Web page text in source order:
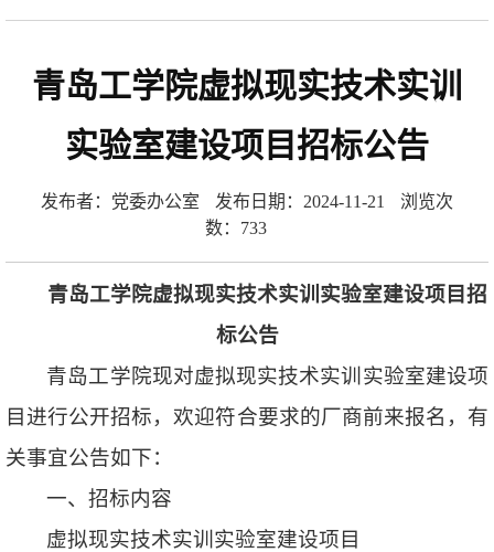
青岛工学院虚拟现实技术实训
实验室建设项目招标公告
发布者：党委办公室 发布日期：2024-11-21
浏览次
数： 733
青岛工学院虚拟现实技术实训实验室建设项目招
标公告
青岛工学院现对虚拟现实技术实训实验室建设项
目进行公开招标，欢迎符合要求的厂商前来报名，有
关事宜公告如下：
一、招标内容
虚拟现实技术实训实验室建设项目